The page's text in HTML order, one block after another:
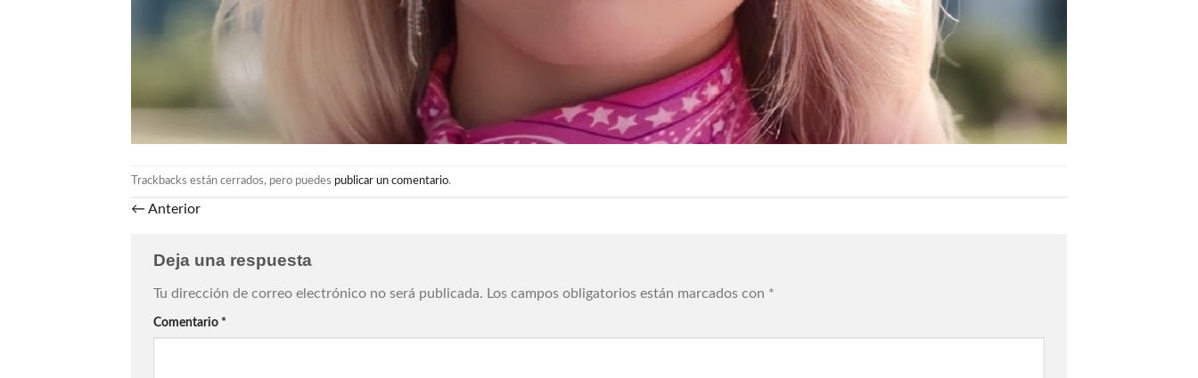
Trackbacks están cerrados, pero puedes publicar un comentario.
← Anterior
Deja una respuesta
Tu dirección de correo electrónico no será publicada. Los campos obligatorios están marcados con *
Comentario *